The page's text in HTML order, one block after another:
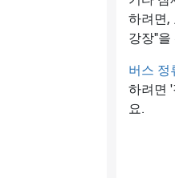
하려면,
강장"을
버스 정
하려면
요.